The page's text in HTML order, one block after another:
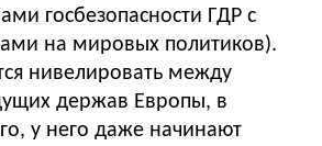
госбезопасности ГДР с
на мировых политиков).
нивелировать между
держав Европы, в
у него даже начинают